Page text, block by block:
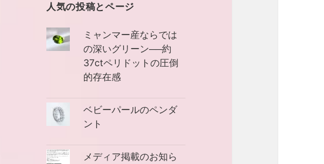
人気の投稿とページ
ミャンマー産ならでは
の深いグリーン──約
37ctペリドットの圧倒
的存在感
ベビーパールのペンダ
ント
メディア掲載のお知ら